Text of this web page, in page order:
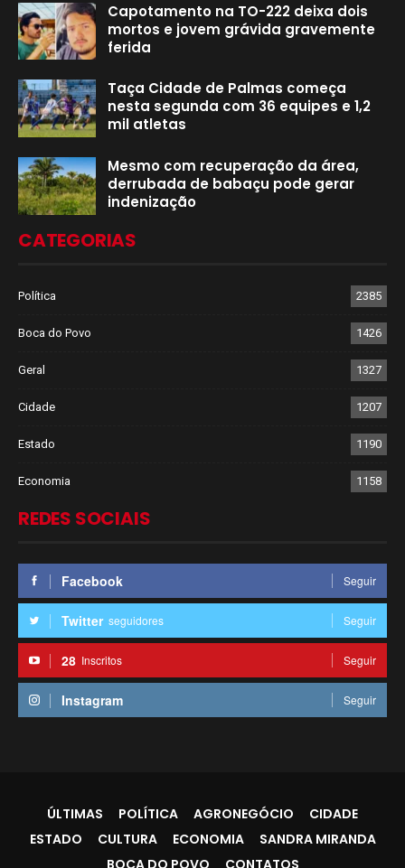
Capotamento na TO-222 deixa dois
mortos e jovem grávida gravemente
ferida
Taça Cidade de Palmas começa
nesta segunda com 36 equipes e 1,2
mil atletas
Mesmo com recuperação da área,
derrubada de babaçu pode gerar
indenização
CATEGORIAS
Política 2385
Boca do Povo 1426
Geral 1327
Cidade 1207
Estado 1190
Economia 1158
REDES SOCIAIS
Facebook Seguir
Twitter seguidores Seguir
28 Inscritos Seguir
Instagram Seguir
ÚLTIMAS POLÍTICA AGRONEGÓCIO
CIDADE
ESTADO
CULTURA ECONOMIA
SANDRA MIRANDA
BOCA DO POVO
CONTATOS